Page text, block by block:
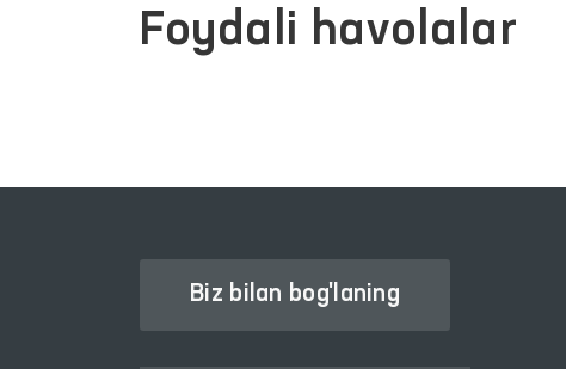
Foydali havolalar
Biz bilan bog'laning